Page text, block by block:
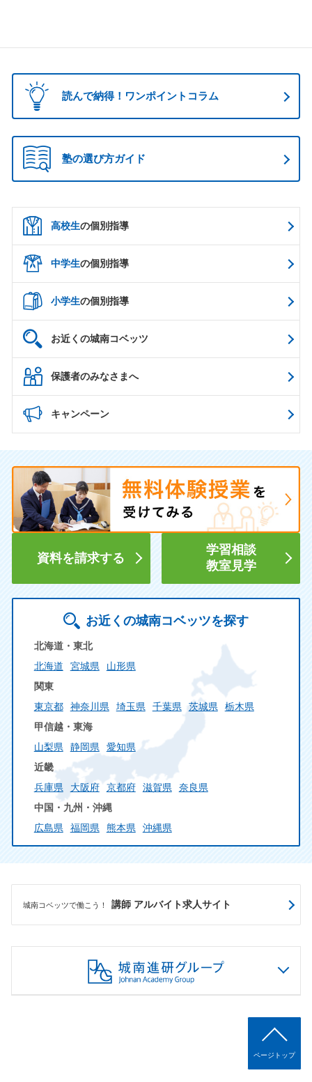
読んで納得！ワンポイントコラム
塾の選び方ガイド
高校生の個別指導
中学生の個別指導
小学生の個別指導
お近くの城南コベッツ
保護者のみなさまへ
キャンペーン
資料を請求する
学習相談
教室見学
お近くの城南コベッツを探す
北海道・東北
北海道
宮城県
山形県
関東
東京都
神奈川県 埼玉県 千葉県 茨城県
栃木県
甲信越・東海
山梨県
静岡県
愛知県
近畿
兵庫県
大阪府 京都府 滋賀県
奈良県
中国・九州・沖縄
広島県
福岡県 熊本県 沖縄県
城南コベッツで働こう！ 講師 アルバイト求人サイト
ページトップ